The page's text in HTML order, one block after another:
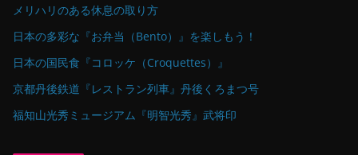
メリハリのある休息の取り方
日本の多彩な『お弁当（Bento）』を楽しもう！
日本の国民食『コロッケ（Croquettes）』
京都丹後鉄道『レストラン列車』丹後くろまつ号
福知山光秀ミュージアム『明智光秀』武将印